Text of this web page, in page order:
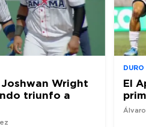
Wright
triunfo a
El